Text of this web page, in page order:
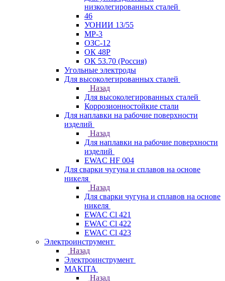
низколегированных сталей
46
УОНИИ 13/55
МР-3
ОЗС-12
ОК 48Р
ОК 53.70 (Россия)
Угольные электроды
Для высоколегированных сталей
Назад
Для высоколегированных сталей
Коррозионностойкие стали
Для наплавки на рабочие поверхности
изделий
Назад
Для наплавки на рабочие поверхности
изделий
EWAC HF 004
Для сварки чугуна и сплавов на основе
никеля
Назад
Для сварки чугуна и сплавов на основе
никеля
EWAC Cl 421
EWAC Cl 422
EWAC Cl 423
Электроинструмент
Назад
Электроинструмент
МAKITA
Назад